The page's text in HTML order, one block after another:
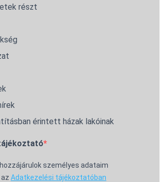
részt
érintett házak lakóinak
személyes adataim
Adatkezelési tájékoztatóban